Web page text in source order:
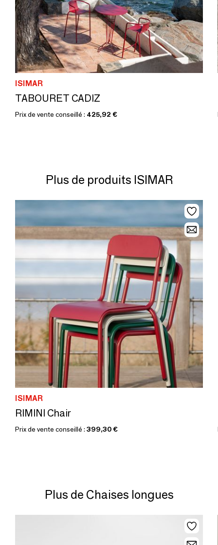
ISIMAR
TABOURET CADIZ
Prix de vente conseillé : 425,92 €
Plus de produits ISIMAR
ISIMAR
RIMINI Chair
Prix de vente conseillé : 399,30 €
Plus de Chaises longues